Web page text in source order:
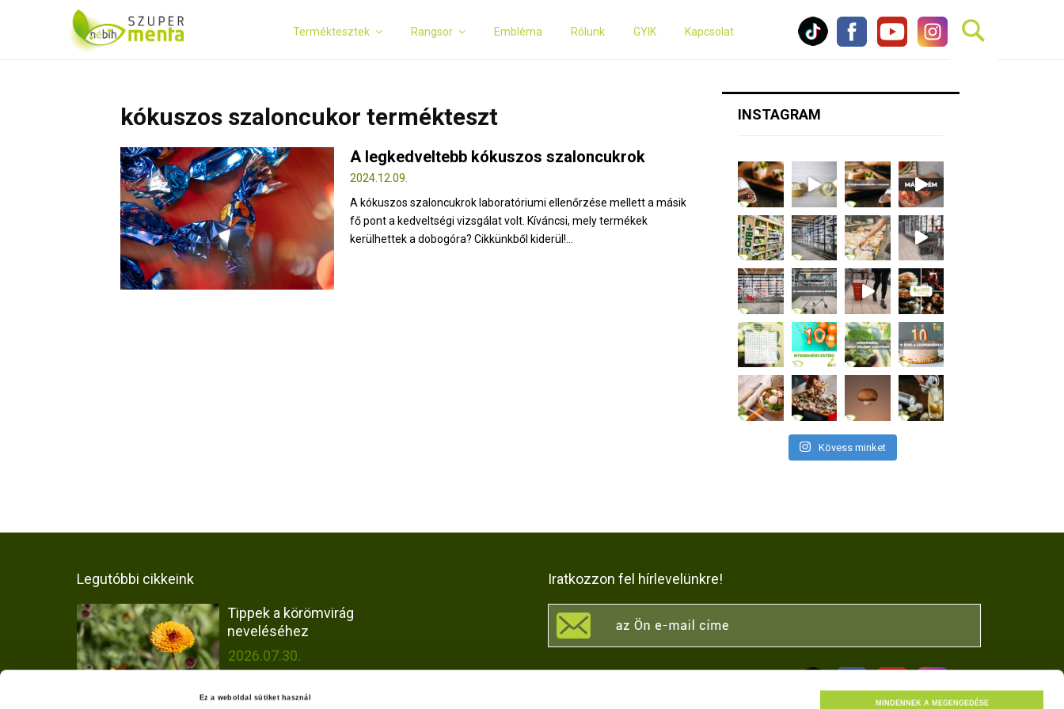
Ez a weboldal sütiket használ
MINDENNEK A MEGENGEDÉSE
Terméktesztek Rangsor Embléma Rólunk GYIK Kapcsolat
kókuszos szaloncukor termékteszt
A legkedveltebb kókuszos szaloncukrok
2024.12.09.
A kókuszos szaloncukrok laboratóriumi ellenőrzése mellett a másik
fő pont a kedveltségi vizsgálat volt. Kíváncsi, mely termékek
kerülhettek a dobogóra? Cikkünkből kiderül!...
INSTAGRAM
Kövess minket
Legutóbbi cikkeink
Tippek a körömvirág
neveléséhez
2026.07.30.
Iratkozzon fel hírlevelünkre!